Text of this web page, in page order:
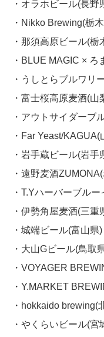
・オラホビール(長野
・Nikko Brewing(栃
・那須高原ビール(栃
・BLUE MAGIC ×
・うしとらブルワリ
・富士桜高原麦酒(山
・アウトサイダーブ
・Far Yeast/KAGUA(
・岩手蔵ビール(岩手
・遠野麦酒
・T.Yハーバーブル
・伊勢角屋麦酒(三重
・城端ビール(富山県)
・大山Gビール(鳥取
・VOYAGER
・Y.MARKET
・hokkaido brewing(
・やくらいビール(宮